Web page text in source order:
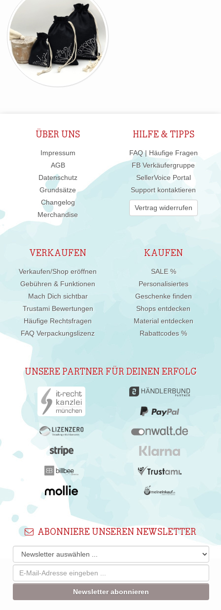
ÜBER UNS
Impressum
AGB
Datenschutz
Grundsätze
Changelog
Merchandise
HILFE & TIPPS
FAQ | Häufige Fragen
FB Verkäufergruppe
SellerVoice Portal
Support kontaktieren
Vertrag widerrufen
VERKAUFEN
Verkaufen/Shop eröffnen
Gebühren & Funktionen
Mach Dich sichtbar
Trustami Bewertungen
Häufige Rechtsfragen
FAQ Verpackungslizenz
KAUFEN
SALE %
Personalisiertes
Geschenke finden
Shops entdecken
Material entdecken
Rabattcodes %
UNSERE PARTNER FÜR DEINEN ERFOLG
ABONNIERE UNSEREN NEWSLETTER
Newsletter abonnieren